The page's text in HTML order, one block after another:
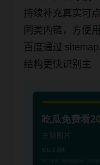
持续补充真实可
同类内链，方便
百度通过
结构更快识别主